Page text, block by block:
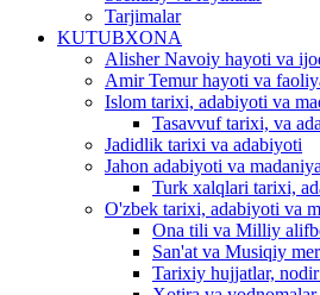
Tarjimalar
KUTUBXONA
Alisher Navoiy hayoti va
Amir Temur hayoti va
Islom tarixi, adabiyoti va
Tasavvuf tarixi, va
Jadidlik tarixi va adabiyoti
Jahon adabiyoti va
Turk xalqlari tarixi,
O'zbek tarixi, adabiyoti va
Ona tili va Milliy
San'at va Musiqiy
Tarixiy hujjatlar,